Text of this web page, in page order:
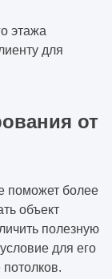
этажа
для
от
поможет более
объект
полезную
для его